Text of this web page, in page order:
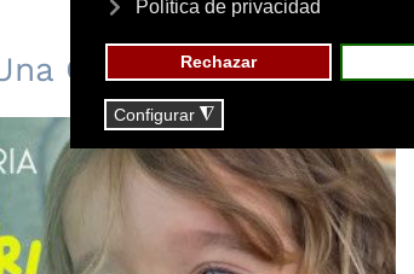
Gala para Mauri